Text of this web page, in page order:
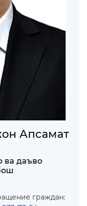
Апсамат
ва даъво
граждан: